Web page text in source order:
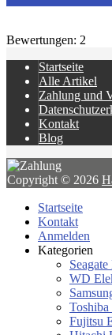
Bewertungen: 2
Startseite
Alle Artikel
Zahlung und
Kontakt
Blog
Copyright © 2026
Startseite
Kontakt
Anmelden
Kategorien
WD
Fujitsu